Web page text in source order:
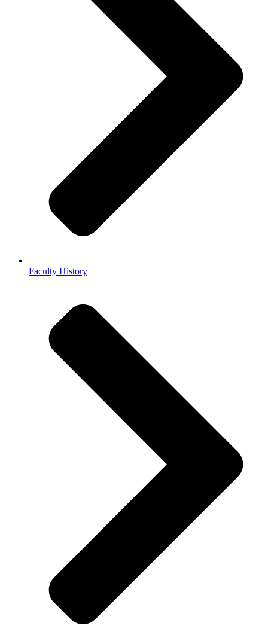
Faculty History